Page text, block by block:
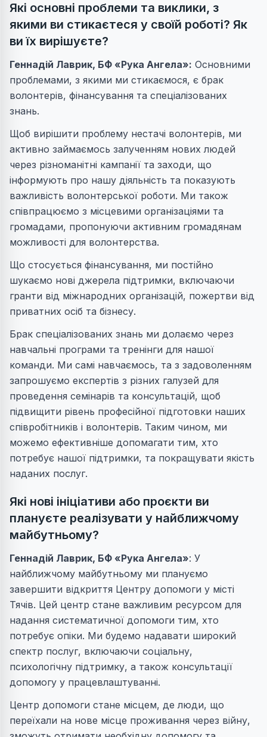
Які основні проблеми та виклики, з
якими ви стикаєтеся у своїй роботі? Як
ви їх вирішуєте?
Геннадій Лаврик, БФ «Рука Ангела»: Основними
проблемами, з якими ми стикаємося, є брак
волонтерів, фінансування та спеціалізованих
знань.
Щоб вирішити проблему нестачі волонтерів, ми
активно займаємось залученням нових людей
через різноманітні кампанії та заходи, що
інформують про нашу діяльність та показують
важливість волонтерської роботи. Ми також
співпрацюємо з місцевими організаціями та
громадами, пропонуючи активним громадянам
можливості для волонтерства.
Що стосується фінансування, ми постійно
шукаємо нові джерела підтримки, включаючи
гранти від міжнародних організацій, пожертви від
приватних осіб та бізнесу.
Брак спеціалізованих знань ми долаємо через
навчальні програми та тренінги для нашої
команди. Ми самі навчаємось, та з задоволенням
запрошуємо експертів з різних галузей для
проведення семінарів та консультацій, щоб
підвищити рівень професійної підготовки наших
співробітників і волонтерів. Таким чином, ми
можемо ефективніше допомагати тим, хто
потребує нашої підтримки, та покращувати якість
наданих послуг.
Які нові ініціативи або проєкти ви
плануєте реалізувати у найближчому
майбутньому?
Геннадій Лаврик, БФ «Рука Ангела»: У
найближчому майбутньому ми плануємо
завершити відкриття Центру допомоги у місті
Тячів. Цей центр стане важливим ресурсом для
надання систематичної допомоги тим, хто
потребує опіки. Ми будемо надавати широкий
спектр послуг, включаючи соціальну,
психологічну підтримку, а також консультації
допомогу у працевлаштуванні.
Центр допомоги стане місцем, де люди, що
переїхали на нове місце проживання через війну,